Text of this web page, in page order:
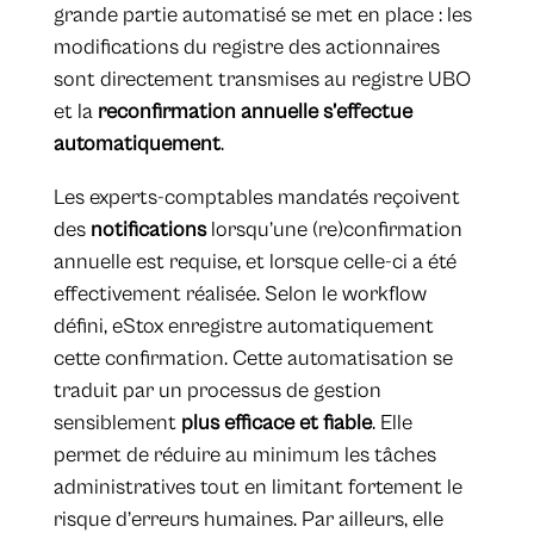
grande partie automatisé se met en place : les
modifications du registre des actionnaires
sont directement transmises au registre UBO
et la reconfirmation annuelle s’effectue
automatiquement.
Les experts-comptables mandatés reçoivent
des notificationslorsqu’une (re)confirmation
annuelle est requise, et lorsque celle-ci a été
effectivement réalisée. Selon le workflow
défini, eStox enregistre automatiquement
cette confirmation. Cette automatisation se
traduit par un processus de gestion
sensiblement plus efficace et fiable. Elle
permet de réduire au minimum les tâches
administratives tout en limitant fortement le
risque d’erreurs humaines. Par ailleurs, elle